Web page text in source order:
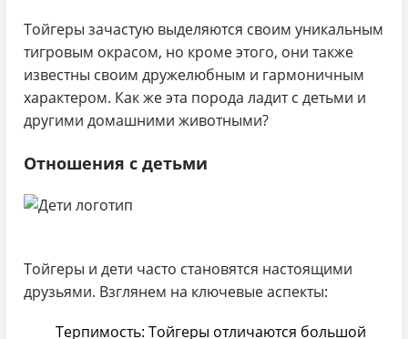
Тойгеры зачастую выделяются своим уникальным
тигровым окрасом, но кроме этого, они также
известны своим дружелюбным и гармоничным
характером. Как же эта порода ладит с детьми и
другими домашними животными?
Отношения с детьми
Тойгеры и дети часто становятся настоящими
друзьями. Взглянем на ключевые аспекты:
Терпимость: Тойгеры отличаются большой